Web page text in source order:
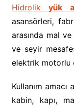
Hidrolikyük
asansörleri,
arasında mal
ve seyir
elektrik motorlu
Kullanım
kabin, kapı,